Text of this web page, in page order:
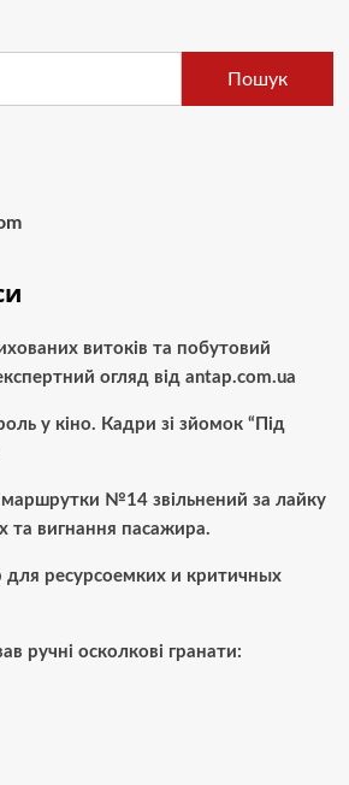
Пошук
витоків та побутовий
огляд від antap.com.ua
у кіно. Кадри зі зйомок “Під
маршрутки №14 звільнений за лайку
та вигнання пасажира.
ресурсоемких и критичных
ручні осколкові гранати: